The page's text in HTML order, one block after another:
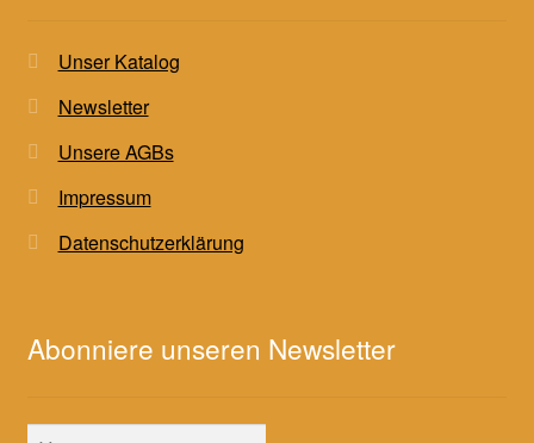
Unser Katalog
Newsletter
Unsere AGBs
Impressum
Datenschutzerklärung
Abonniere unseren Newsletter